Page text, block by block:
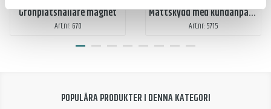
Grönplåtshållare magnet
Art.nr: 670
Mattskydd med kundanpassat tryck, svart
Art.nr: 5715
POPULÄRA PRODUKTER I DENNA KATEGORI